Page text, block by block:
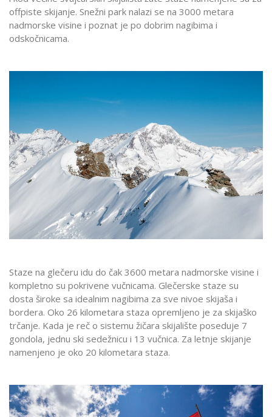
offpiste skijanje. Snežni park nalazi se na 3000 metara
nadmorske visine i poznat je po dobrim nagibima i
odskočnicama.
Staze na glečeru idu do čak 3600 metara nadmorske visine i
kompletno su pokrivene vučnicama. Glečerske staze su
dosta široke sa idealnim nagibima za sve nivoe skijaša i
bordera. Oko 26 kilometara staza opremljeno je za skijaško
trčanje. Kada je reč o sistemu žičara skijalište poseduje 7
gondola, jednu ski sedežnicu i 13 vučnica. Za letnje skijanje
namenjeno je oko 20 kilometara staza.